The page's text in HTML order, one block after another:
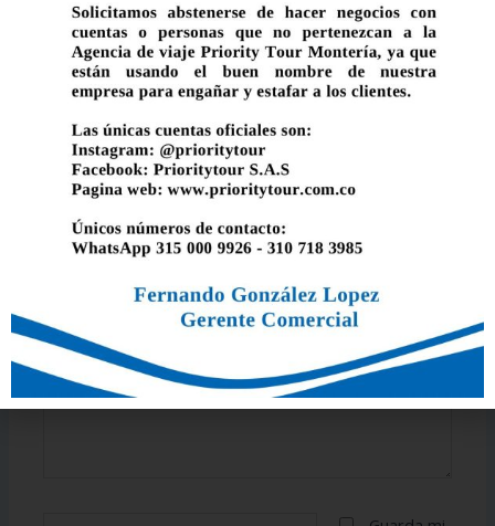
Responder
Deja un comentario
Tu dirección de correo electrónico no será publicada.
Escribe